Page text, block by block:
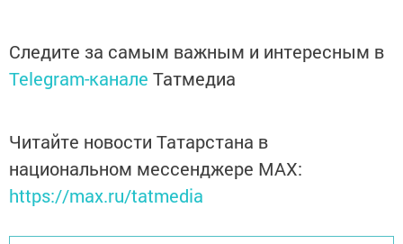
Следите за самым важным и интересным в
Telegram-канале Татмедиа
Читайте новости Татарстана в
национальном мессенджере MАХ:
https://max.ru/tatmedia